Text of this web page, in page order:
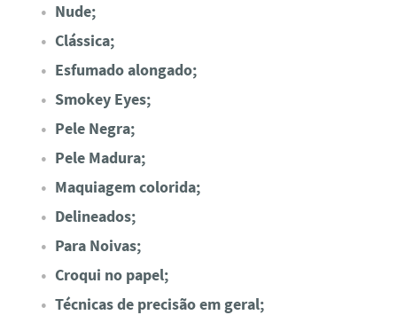
Nude;
Clássica;
Esfumado alongado;
Smokey Eyes;
Pele Negra;
Pele Madura;
Maquiagem colorida;
Delineados;
Para Noivas;
Croqui no papel;
Técnicas de precisão em geral;